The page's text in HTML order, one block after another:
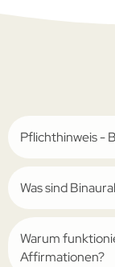
Pflichthinweis -
Was sind
Warum
Affirmationen?